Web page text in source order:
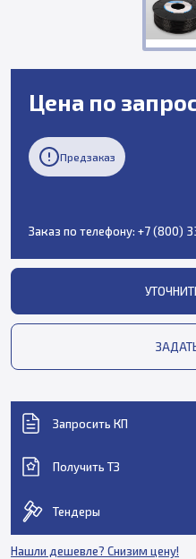
Цена по
Предзаказ
Заказ по телефону: +7 (800)
Запросить КП
Получить ТЗ
Тендеры
Нашли дешевле? Снизим цену!